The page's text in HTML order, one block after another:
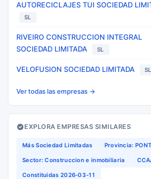
AUTORECICLAJES TUI SOCIEDAD
SL
RIVEIRO CONSTRUCCION INTEGRAL
SOCIEDAD LIMITADA
SL
VELOFUSION SOCIEDAD LIMITADA SL
Ver todas las empresas →
EXPLORA EMPRESAS SIMILARES
Más Sociedad Limitadas Provincia:
Sector: Construccion e inmobiliaria
Constituidas 2026-03-11